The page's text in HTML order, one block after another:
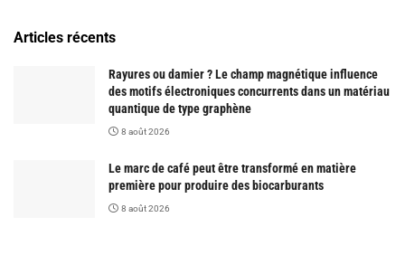
Articles récents
Rayures ou damier ? Le champ magnétique influence
des motifs électroniques concurrents dans un matériau
quantique de type graphène
8 août 2026
Le marc de café peut être transformé en matière
première pour produire des biocarburants
8 août 2026